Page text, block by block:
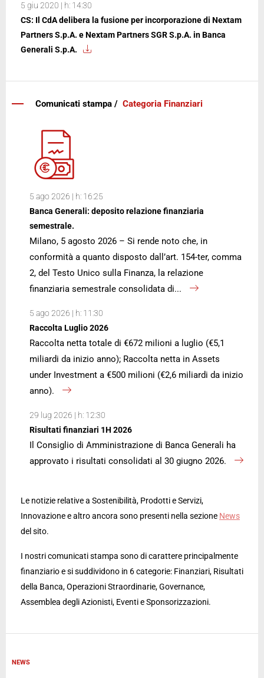
5 giu 2020 | h: 14:30
CS: Il CdA delibera la fusione per incorporazione di Nextam
Partners S.p.A. e Nextam Partners SGR S.p.A. in Banca
Generali S.p.A.
Comunicati stampa / Categoria Finanziari
5 ago 2026 | h: 16:25
Banca Generali: deposito relazione finanziaria
semestrale.
Milano, 5 agosto 2026 – Si rende noto che, in
conformità a quanto disposto dall’art. 154-ter, comma
2, del Testo Unico sulla Finanza, la relazione
finanziaria semestrale consolidata di...
5 ago 2026 | h: 11:30
Raccolta Luglio 2026
Raccolta netta totale di €672 milioni a luglio (€5,1
miliardi da inizio anno); Raccolta netta in Assets
under Investment a €500 milioni (€2,6 miliardi da inizio
anno).
29 lug 2026 | h: 12:30
Risultati finanziari 1H 2026
Il Consiglio di Amministrazione di Banca Generali ha
approvato i risultati consolidati al 30 giugno 2026.
Le notizie relative a Sostenibilità, Prodotti e Servizi,
Innovazione e altro ancora sono presenti nella sezione News
del sito.
I nostri comunicati stampa sono di carattere principalmente
finanziario e si suddividono in 6 categorie: Finanziari, Risultati
della Banca, Operazioni Straordinarie, Governance,
Assemblea degli Azionisti, Eventi e Sponsorizzazioni.
NEWS